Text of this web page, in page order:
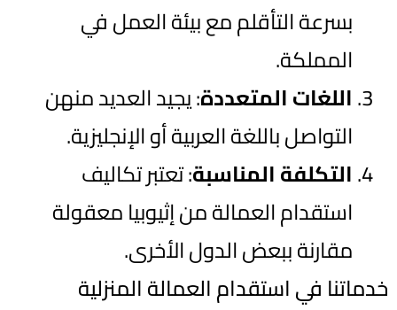
بسرعة التأقلم مع بيئة العمل في
المملكة.
اللغات المتعددة: يجيد العديد منهن
التواصل باللغة العربية أو الإنجليزية.
التكلفة المناسبة: تعتبر تكاليف
استقدام العمالة من إثيوبيا معقولة
مقارنة ببعض الدول الأخرى.
خدماتنا في استقدام العمالة المنزلية